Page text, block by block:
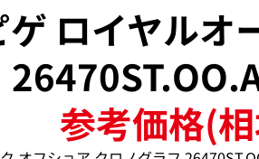
ロイヤルオ
参考価格(